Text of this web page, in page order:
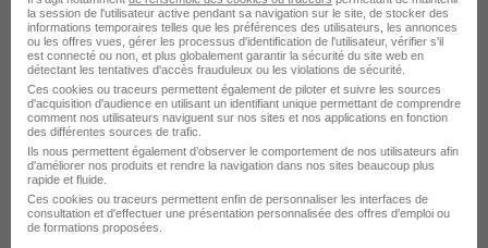
Argenteuil - 95 CDI 2 535 - 2 800 € / mois
Voir l’offre
il y a 14 jours
Educateur Specialise H/F
Croix-Rouge française
la session de l'utilisateur active pendant sa navigation sur le site, de stocker des
informations temporaires telles que les préférences des utilisateurs, les annonces
ou les offres vues, gérer les processus d'identification de l'utilisateur, vérifier s'il
est connecté ou non, et plus globalement garantir la sécurité du site web en
détectant les tentatives d'accès frauduleux ou les violations de sécurité.
Ces cookies ou traceurs permettent également de piloter et suivre les sources
d'acquisition d'audience en utilisant un identifiant unique permettant de comprendre
comment nos utilisateurs naviguent sur nos sites et nos applications en fonction
des différentes sources de trafic.
Ils nous permettent également d’observer le comportement de nos utilisateurs afin
d'améliorer nos produits et rendre la navigation dans nos sites beaucoup plus
rapide et fluide.
Ces cookies ou traceurs permettent enfin de personnaliser les interfaces de
consultation et d'effectuer une présentation personnalisée des offres d'emploi ou
de formations proposées.